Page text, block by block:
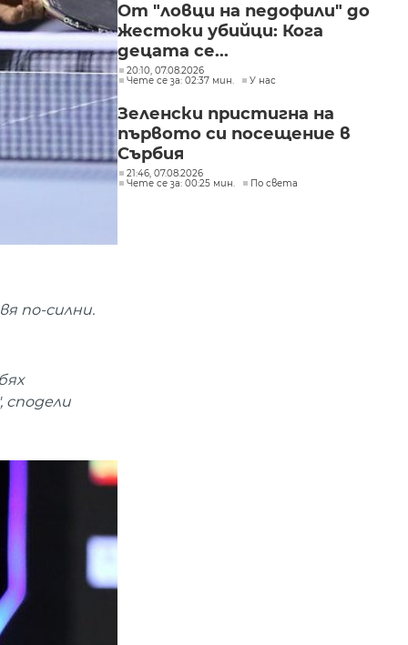
по-силни.
От "ловци на педофили" до
жестоки убийци: Кога
децата се...
20:10, 07.08.2026
Чете се за: 02:37 мин.
У нас
Зеленски пристигна на
първото си посещение в
Сърбия
21:46, 07.08.2026
Чете се за: 00:25 мин.
По света